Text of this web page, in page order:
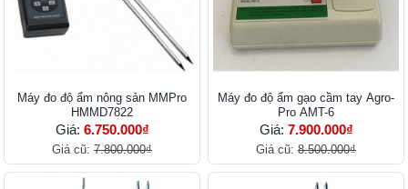
Máy đo độ ẩm nông sản MMPro
HMMD7822
Giá: 6.750.000₫
Giá cũ: 7.800.000₫
Máy đo độ ẩm gạo cầm tay Agro-
Pro AMT-6
Giá: 7.900.000₫
Giá cũ: 8.500.000₫